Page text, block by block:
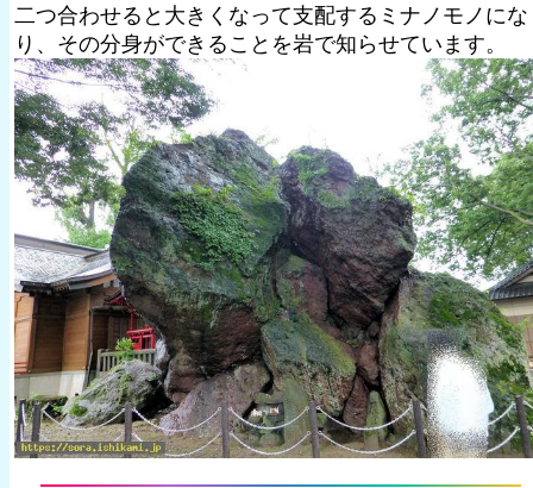
二つ合わせると大きくなって支配するミナノモノにな
り、その分身ができることを岩で知らせています。